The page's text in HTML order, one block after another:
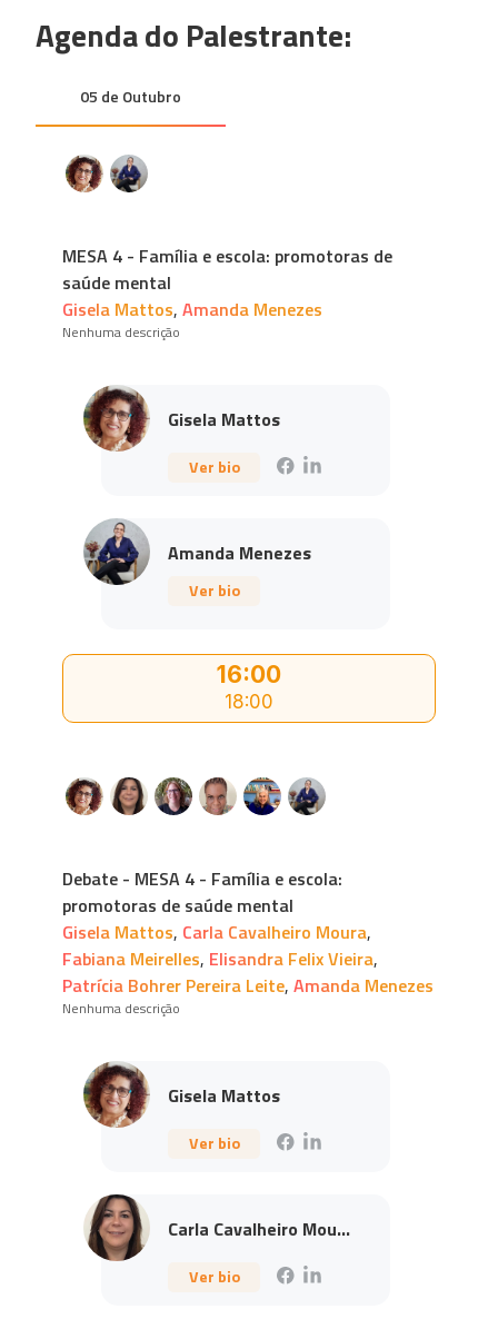
Agenda do Palestrante:
05 de Outubro
16:00
18:00
MESA 4 - Família e escola: promotoras de
saúde mental
Gisela Mattos, Amanda Menezes
Nenhuma descrição
Gisela Mattos
Ver bio
Amanda Menezes
Ver bio
Debate - MESA 4 - Família e escola:
promotoras de saúde mental
Gisela Mattos, Carla Cavalheiro Moura,
Fabiana Meirelles, Elisandra Felix Vieira,
Patrícia Bohrer Pereira Leite, Amanda Menezes
Nenhuma descrição
Gisela Mattos
Ver bio
Carla Cavalheiro Mou...
Ver bio